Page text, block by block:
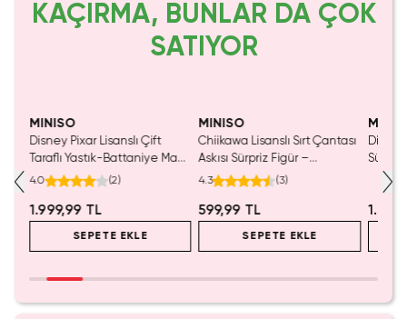
KAÇIRMA, BUNLAR DA ÇOK
SATIYOR
MINISO
Disney Pixar Lisanslı Çift
Taraflı Yastık-Battaniye Mavi
140 x 100 Cm – 2'si 1 Arada
4.0 (2)
1.999,99 TL
SEPETE EKLE
MINISO
Chiikawa Lisanslı Sırt Çantası
Askısı Sürpriz Figür –
Koleksiyonluk Blind Box
4.3 (3)
599,99 TL
SEPETE EKLE